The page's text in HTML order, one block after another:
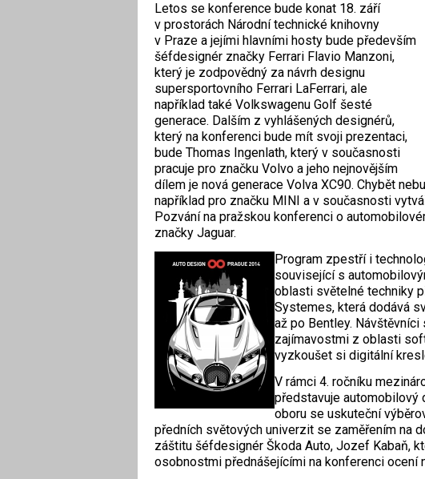
Letos se konference bude konat 18. září
v prostorách Národní technické knihovny
v Praze a jejími hlavními hosty bude především
šéfdesignér značky Ferrari Flavio Manzoni,
který je zodpovědný za návrh designu
supersportovního Ferrari LaFerrari, ale
například také Volkswagenu Golf šesté
generace. Dalším z vyhlášených designérů,
který na konferenci bude mít svoji prezentaci,
bude Thomas Ingenlath, který v současnosti
pracuje pro značku Volvo a jeho nejnovějším
dílem je nová generace Volva XC90. Chybět
například pro značku MINI a v současnosti
Pozvání na pražskou konferenci o
značky Jaguar.
Program zpestří i
související s
oblasti světelné techniky
Systemes, která dodává
až po Bentley.
zajímavostmi z oblasti
vyzkoušet si digitální
V rámci 4. ročníku
představuje
oboru se uskuteční
předních světových univerzit se zaměřením na
záštitu šéfdesignér Škoda Auto, Jozef Kabaň,
osobnostmi přednášejícími na konferenci ocení